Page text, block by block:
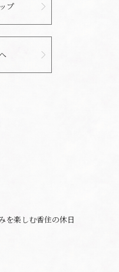
プ
を楽しむ香住の休日